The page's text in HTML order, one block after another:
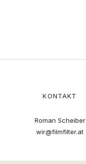
KONTAKT
Roman Scheiber
wir@filmfilter.at